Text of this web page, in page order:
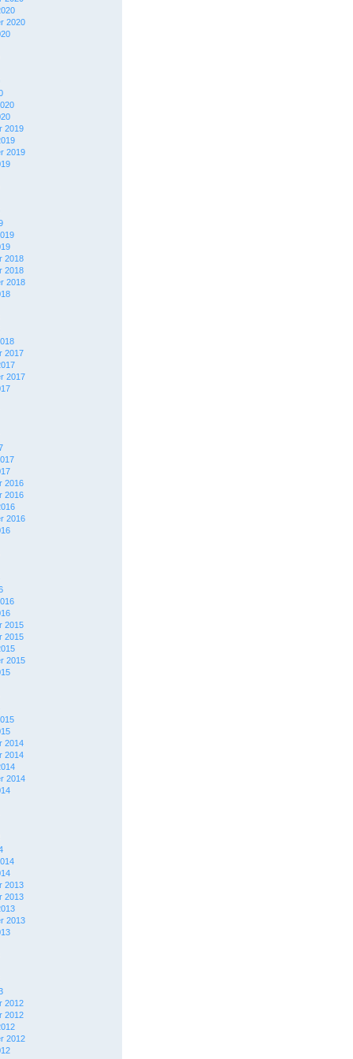
2020
2019
2019
2018
2018
2018
2017
2017
2016
2016
2016
2015
2015
2015
2014
2014
2014
2013
2013
2013
2012
2012
2012